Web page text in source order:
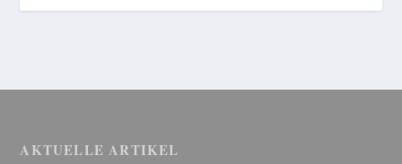
AKTUELLE ARTIKEL